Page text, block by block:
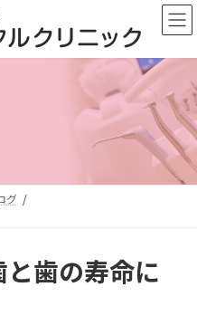
グ
歯の寿命に